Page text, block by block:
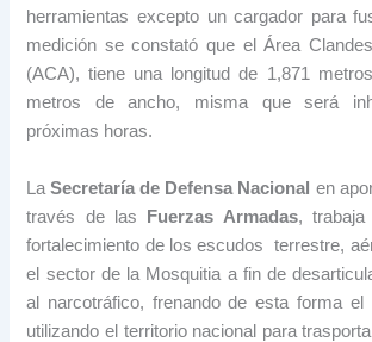
herramientas excepto un cargador para
medición se constató que el Área
(ACA), tiene una longitud de 1,871
metros de ancho, misma que será
próximas horas.
LaSecretaría de Defensa Nacional en
través de las
Fuerzas Armadas, trabaja
fortalecimiento de los escudos terrestre,
el sector de la Mosquitia a fin de
al narcotráfico, frenando de esta forma el
utilizando el territorio nacional para